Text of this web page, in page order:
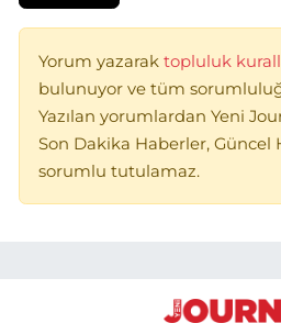
Yorum yazarak topluluk
bulunuyor ve tüm
Yazılan yorumlardan Yeni
Son Dakika Haberler, Güncel
sorumlu tutulamaz.